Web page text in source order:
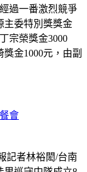
過一番激烈競爭
主委特別獎獎金
宗榮獎金3000
金1000元，由副
會
記者林裕閎/台南